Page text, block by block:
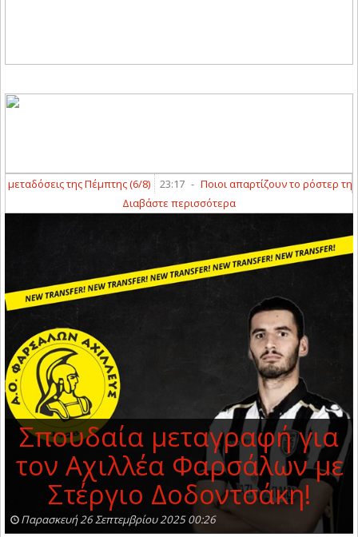
της Πέμπτης (6/8) 23:17 -
Ποιοι απαρτίζουν το ρόστερ της ΑΣΑ
Διαβάστε περισσότερα
Σπουδαία μεταγραφή για
τον Αχιλλέα Φαρσάλων με
Στέργιο Δοδοντσάκη!
Παρασκευή 26 Σεπτεμβρίου 2025 00:26